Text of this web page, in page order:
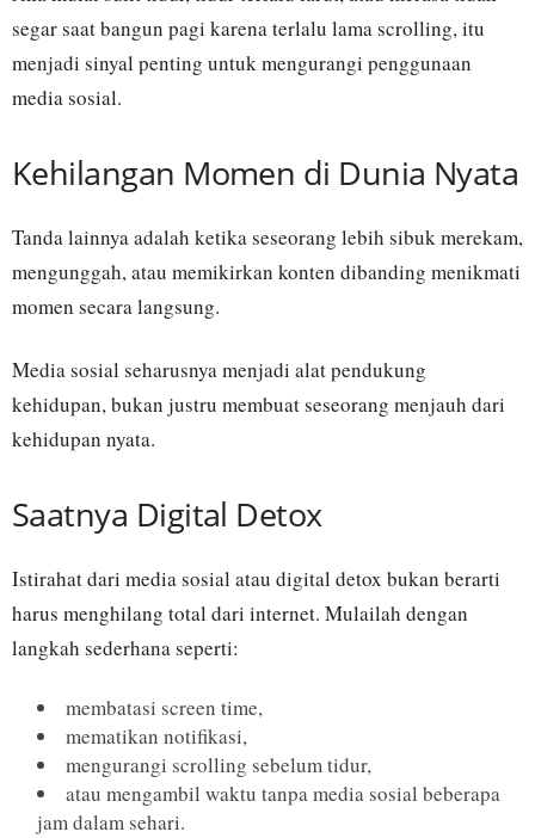
segar saat bangun pagi karena terlalu lama scrolling, itu
menjadi sinyal penting untuk mengurangi penggunaan
media sosial.
Kehilangan Momen di Dunia Nyata
Tanda lainnya adalah ketika seseorang lebih sibuk merekam,
mengunggah, atau memikirkan konten dibanding menikmati
momen secara langsung.
Media sosial seharusnya menjadi alat pendukung
kehidupan, bukan justru membuat seseorang menjauh dari
kehidupan nyata.
Saatnya Digital Detox
Istirahat dari media sosial atau digital detox bukan berarti
harus menghilang total dari internet. Mulailah dengan
langkah sederhana seperti:
membatasi screen time,
mematikan notifikasi,
mengurangi scrolling sebelum tidur,
atau mengambil waktu tanpa media sosial beberapa
jam dalam sehari.